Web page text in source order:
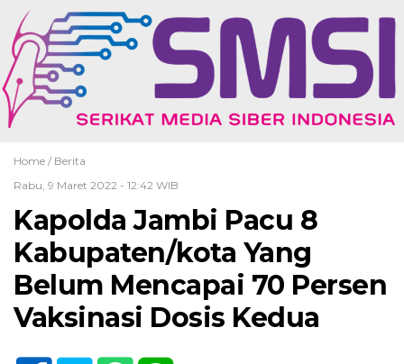
Home / Berita
Rabu, 9 Maret 2022 - 12:42 WIB
Kapolda Jambi Pacu 8
Kabupaten/kota Yang
Belum Mencapai 70 Persen
Vaksinasi Dosis Kedua